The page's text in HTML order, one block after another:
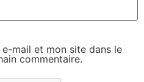
mail et mon site dans le
commentaire.